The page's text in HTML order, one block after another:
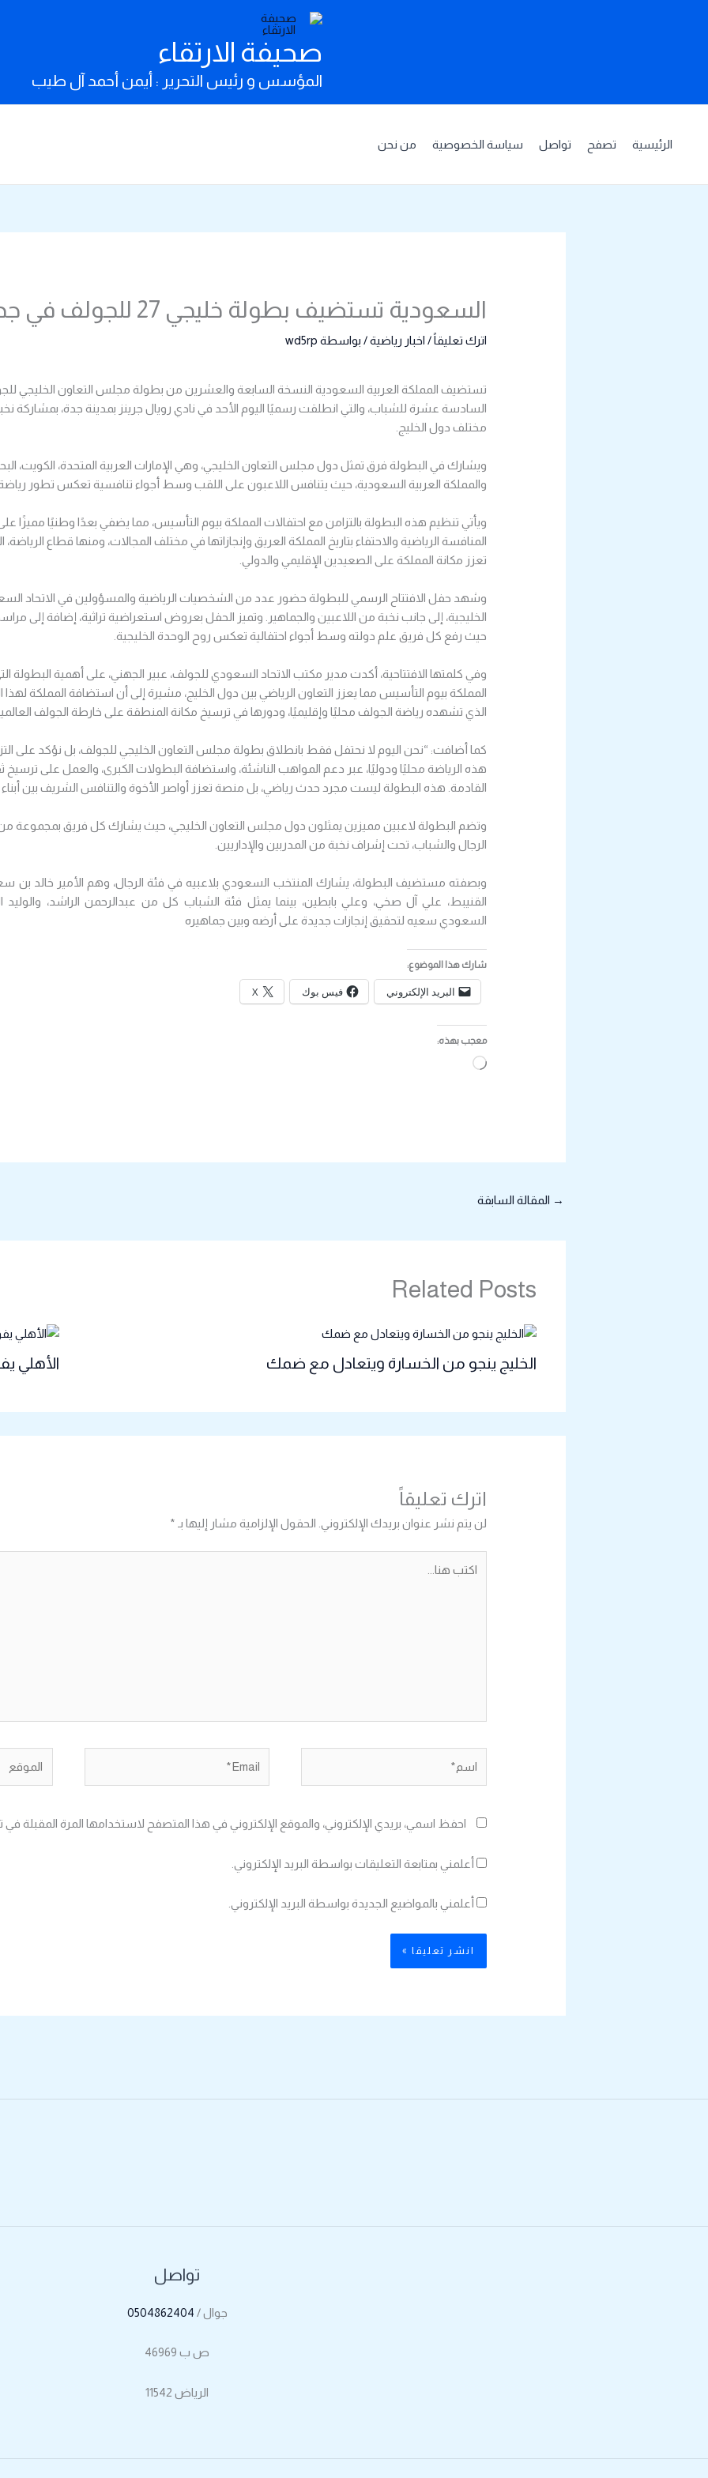
صحيفة الارتقاء
المؤسس و رئيس التحرير : أيمن أحمد آل طيب
الرئيسية تصفح تواصل سياسة الخصوصية من نحن
السعودية تستضيف بطولة خليجي 27 للجولف في جدة
اترك تعليقاً/ اخبار رياضية/ بواسطة wd5rp
تستضيف المملكة العربية السعودية النسخة السابعة والعشرين من بطولة مجلس التعاون الخليجي
السادسة عشرة للشباب، والتي انطلقت رسميًا اليوم الأحد في نادي رويال جرينز بمدينة جدة، بمشاركة
مختلف دول الخليج.
ويشارك في البطولة فرق تمثل دول مجلس التعاون الخليجي، وهي الإمارات العربية المتحدة، الكويت،
والمملكة العربية السعودية، حيث يتنافس اللاعبون على اللقب وسط أجواء تنافسية تعكس تطور
ويأتي تنظيم هذه البطولة بالتزامن مع احتفالات المملكة بيوم التأسيس، مما يضفي بعدًا وطنيًا مميزًا
المنافسة الرياضية والاحتفاء بتاريخ المملكة العريق وإنجازاتها في مختلف المجالات، ومنها قطاع
تعزز مكانة المملكة على الصعيدين الإقليمي والدولي.
وشهد حفل الافتتاح الرسمي للبطولة حضور عدد من الشخصيات الرياضية والمسؤولين في الاتحاد
الخليجية، إلى جانب نخبة من اللاعبين والجماهير. وتميز الحفل بعروض استعراضية تراثية، إضافة إلى
حيث رفع كل فريق علم دولته وسط أجواء احتفالية تعكس روح الوحدة الخليجية.
وفي كلمتها الافتتاحية، أكدت مدير مكتب الاتحاد السعودي للجولف، عبير الجهني، على أهمية البطولة
المملكة بيوم التأسيس مما يعزز التعاون الرياضي بين دول الخليج، مشيرة إلى أن استضافة المملكة
الذي تشهده رياضة الجولف محليًا وإقليميًا، ودورها في ترسيخ مكانة المنطقة على خارطة الجولف
كما أضافت: “نحن اليوم لا نحتفل فقط بانطلاق بطولة مجلس التعاون الخليجي للجولف، بل نؤكد على
هذه الرياضة محليًا ودوليًا، عبر دعم المواهب الناشئة، واستضافة البطولات الكبرى، والعمل على ترسيخ
القادمة. هذه البطولة ليست مجرد حدث رياضي، بل منصة تعزز أواصر الأخوة والتنافس الشريف بين أبناء
وتضم البطولة لاعبين مميزين يمثلون دول مجلس التعاون الخليجي، حيث يشارك كل فريق بمجموعة من
الرجال والشباب، تحت إشراف نخبة من المدربين والإداريين.
وبصفته مستضيف البطولة، يشارك المنتخب السعودي بلاعبيه في فئة الرجال، وهم الأمير خالد بن
القنيبط، علي آل صخي، وعلي بابطين، بينما يمثل فئة الشباب كل من عبدالرحمن الراشد، والوليد
السعودي سعيه لتحقيق إنجازات جديدة على أرضه وبين جماهيره
شارك هذا الموضوع:
البريد الإلكتروني فيس بوك X
معجب بهذه:
جاري
→ المقالة السابقة
Related Posts
الخليج ينجو من الخسارة ويتعادل مع ضمك الأهلي
اترك تعليقاً
لن يتم نشر عنوان بريدك الإلكتروني. الحقول الإلزامية مشار إليها بـ *
هنا...
احفظ اسمي، بريدي الإلكتروني، والموقع الإلكتروني في هذا المتصفح لاستخدامها المرة المقبلة في
أعلمني بمتابعة التعليقات بواسطة البريد الإلكتروني.
أعلمني بالمواضيع الجديدة بواسطة البريد الإلكتروني.
تواصل
جوال / 0504862404
ص ب 46969
الرياض 11542